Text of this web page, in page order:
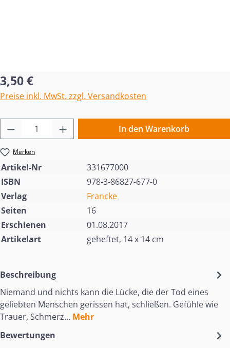
Regulärer Preis:
3,50 €
Preise inkl. MwSt. zzgl. Versandkosten
Produkt Anzahl: Gib den gewünschten
In den Warenkorb
Merken
Artikel-Nr
331677000
ISBN
978-3-86827-677-0
Verlag
Francke
Seiten
16
Erschienen
01.08.2017
Artikelart
geheftet, 14 x 14 cm
Beschreibung
Niemand und nichts kann die Lücke, die der Tod eines
geliebten Menschen gerissen hat, schließen. Gefühle wie
Trauer, Schmerz… Mehr
Bewertungen